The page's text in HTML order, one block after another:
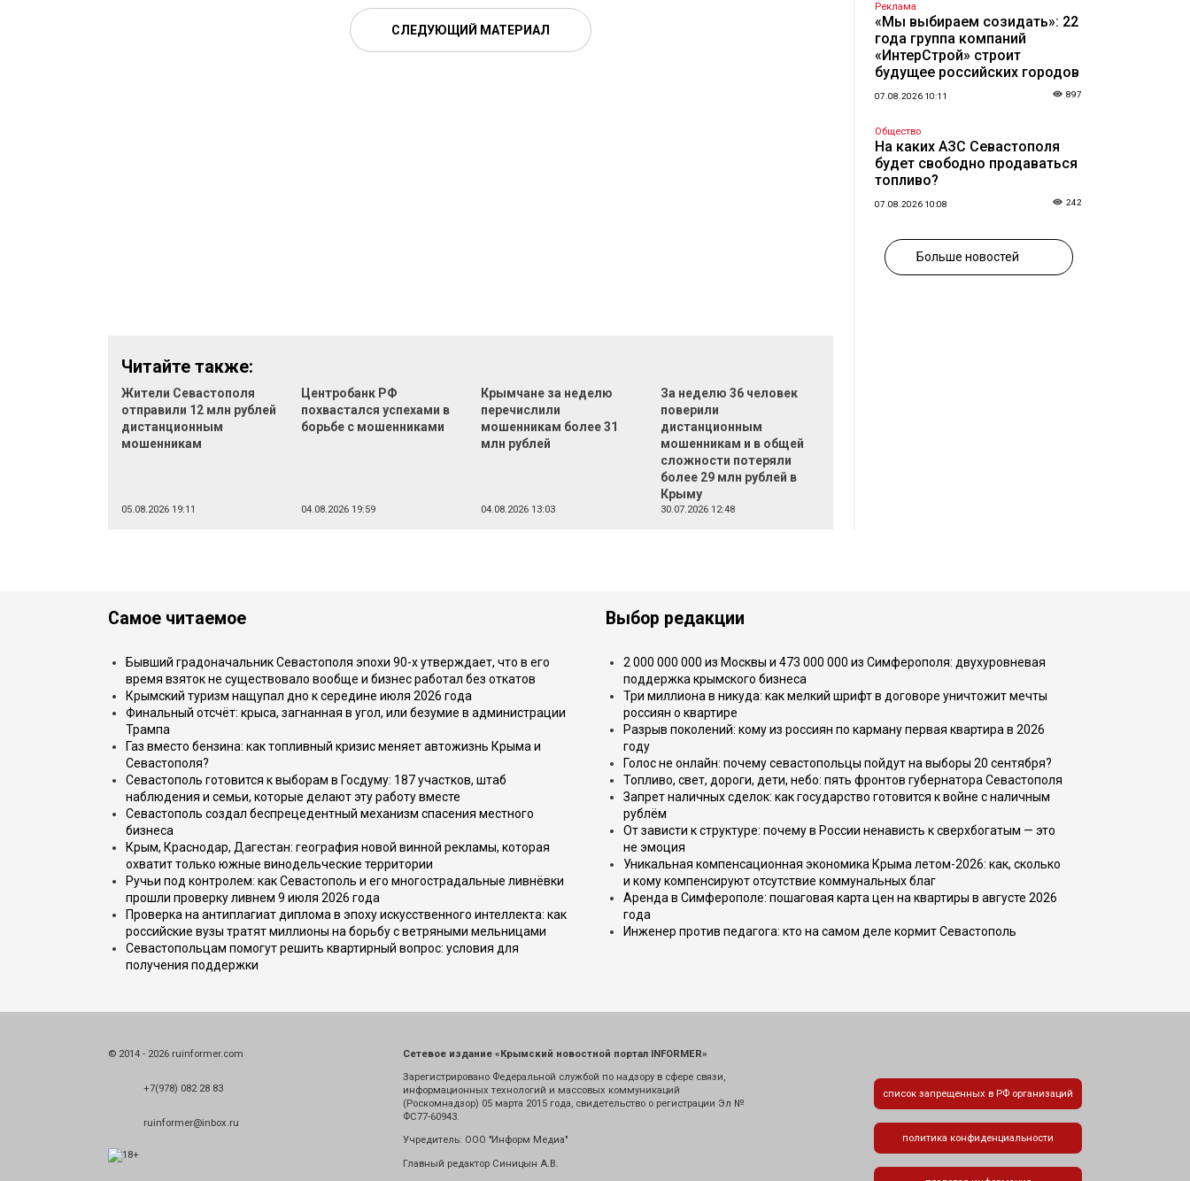
СЛЕДУЮЩИЙ МАТЕРИАЛ
Читайте также:
Жители Севастополя
отправили 12 млн рублей
дистанционным
мошенникам
05.08.2026 19:11
Центробанк РФ
похвастался успехами в
борьбе с мошенниками
04.08.2026 19:59
Крымчане за неделю
перечислили
мошенникам более 31
млн рублей
04.08.2026 13:03
За неделю 36 человек
поверили
дистанционным
мошенникам и в общей
сложности потеряли
более 29 млн рублей в
Крыму
30.07.2026 12:48
Реклама
«Мы выбираем созидать»: 22
года группа компаний
«ИнтерСтрой» строит
будущее российских городов
07.08.2026 10:11 897
Общество
На каких АЗС Севастополя
будет свободно продаваться
топливо?
07.08.2026 10:08 242
Больше новостей
Самое читаемое
Бывший градоначальник Севастополя эпохи 90-х утверждает, что в его
время взяток не существовало вообще и бизнес работал без откатов
Крымский туризм нащупал дно к середине июля 2026 года
Финальный отсчёт: крыса, загнанная в угол, или безумие в администрации
Трампа
Газ вместо бензина: как топливный кризис меняет автожизнь Крыма и
Севастополя?
Севастополь готовится к выборам в Госдуму: 187 участков, штаб
наблюдения и семьи, которые делают эту работу вместе
Севастополь создал беспрецедентный механизм спасения местного
бизнеса
Крым, Краснодар, Дагестан: география новой винной рекламы, которая
охватит только южные винодельческие территории
Ручьи под контролем: как Севастополь и его многострадальные ливнёвки
прошли проверку ливнем 9 июля 2026 года
Проверка на антиплагиат диплома в эпоху искусственного интеллекта: как
российские вузы тратят миллионы на борьбу с ветряными мельницами
Севастопольцам помогут решить квартирный вопрос: условия для
получения поддержки
Выбор редакции
2 000 000 000 из Москвы и 473 000 000 из Симферополя: двухуровневая
поддержка крымского бизнеса
Три миллиона в никуда: как мелкий шрифт в договоре уничтожит мечты
россиян о квартире
Разрыв поколений: кому из россиян по карману первая квартира в 2026
году
Голос не онлайн: почему севастопольцы пойдут на выборы 20 сентября?
Топливо, свет, дороги, дети, небо: пять фронтов губернатора Севастополя
Запрет наличных сделок: как государство готовится к войне с наличным
рублём
От зависти к структуре: почему в России ненависть к сверхбогатым — это
не эмоция
Уникальная компенсационная экономика Крыма летом-2026: как, сколько
и кому компенсируют отсутствие коммунальных благ
Аренда в Симферополе: пошаговая карта цен на квартиры в августе 2026
года
Инженер против педагога: кто на самом деле кормит Севастополь
© 2014 - 2026 ruinformer.com
+7(978) 082 28 83
ruinformer@inbox.ru
Сетевое издание «Крымский новостной портал INFORMER»
Зарегистрировано Федеральной службой по надзору в сфере связи,
информационных технологий и массовых коммуникаций
(Роскомнадзор) 05 марта 2015 года, свидетельство о регистрации Эл №
ФС77-60943.
Учредитель: ООО "Информ Медиа"
Главный редактор Синицын А.В.
список запрещенных в РФ организаций
политика конфиденциальности